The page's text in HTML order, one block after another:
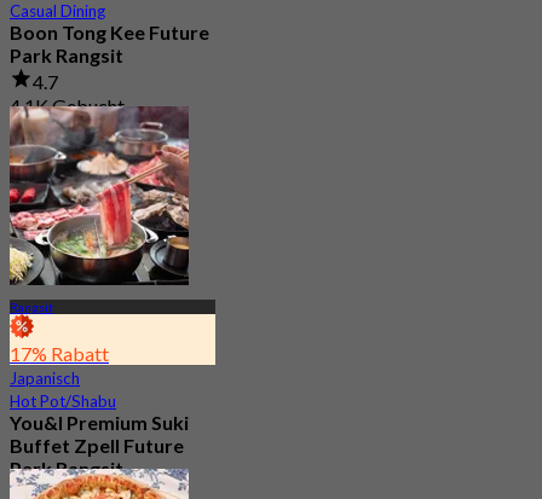
Casual Dining
Boon Tong Kee Future
Park Rangsit
4.7
4.1K Gebucht
Aus฿ 362.5
Rangsit
17% Rabatt
Japanisch
Hot Pot/Shabu
You&I Premium Suki
Buffet Zpell Future
Park Rangsit